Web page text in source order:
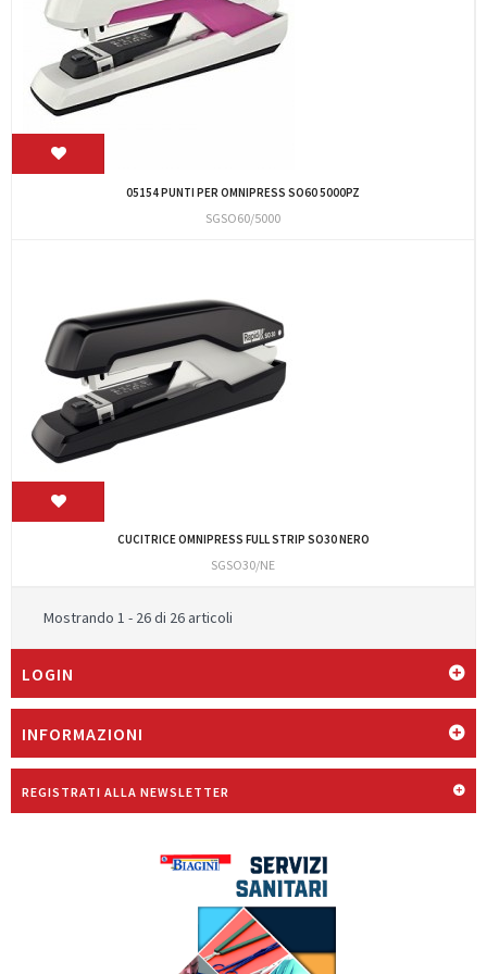
05154 PUNTI PER OMNIPRESS SO60 5000PZ
SGSO60/5000
CUCITRICE OMNIPRESS FULL STRIP SO30 NERO
SGSO30/NE
Mostrando 1 - 26 di 26 articoli
LOGIN
INFORMAZIONI
REGISTRATI ALLA NEWSLETTER